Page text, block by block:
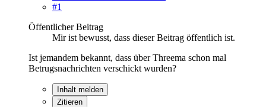
#1
Öffentlicher Beitrag
Mir ist bewusst, dass dieser Beitrag öffentlich ist.
Ist jemandem bekannt, dass über Threema schon mal
Betrugsnachrichten verschickt wurden?
Inhalt melden
Zitieren